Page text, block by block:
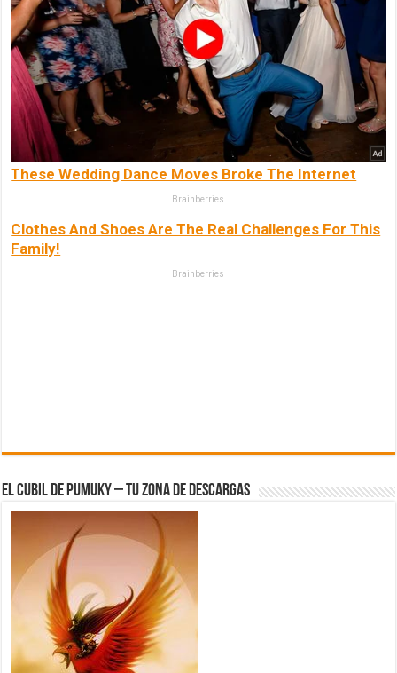
These Wedding Dance Moves Broke The Internet
Brainberries
Clothes And Shoes Are The Real Challenges For This
Family!
Brainberries
El Cubil de Pumuky – Tu zona de Descargas